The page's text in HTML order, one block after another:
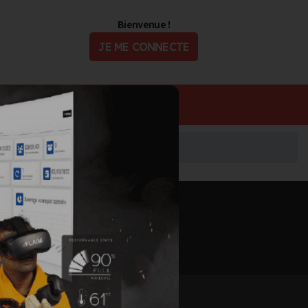
Bienvenue !
JE ME CONNECTE
Informations mises à jour le 10 juin 2026
🖨️ IMPRIMER